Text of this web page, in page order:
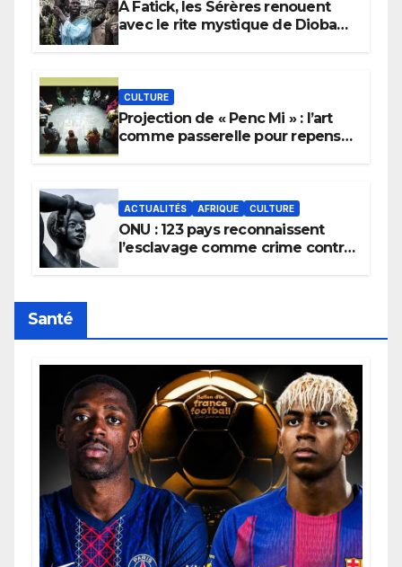
À Fatick, les Sérères renouent
avec le rite mystique de Diobaye
CULTURE
Projection de « Penc Mi » : l’art
comme passerelle pour repenser
ACTUALITÉS AFRIQUE CULTURE
ONU : 123 pays reconnaissent
l’esclavage comme crime contre
Santé